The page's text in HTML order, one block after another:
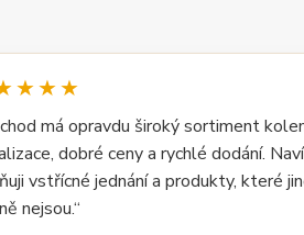
má opravdu široký sortiment
dobré ceny a rychlé dodání.
vstřícné jednání a produkty, které
nejsou.“